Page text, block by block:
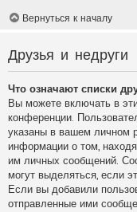
Вернуться к началу
Друзья и недруги
Что означают списки
Вы можете включать в
конференции.
указаны в вашем личном
информации о том,
им личных сообщений.
могут выделяться, если
Если вы добавили
отправленные ими